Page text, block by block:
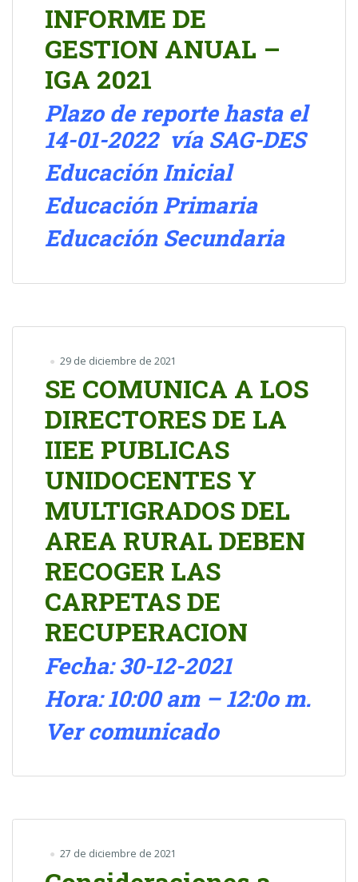
INFORME DE
GESTION ANUAL –
IGA 2021
Plazo de reporte hasta el
14-01-2022 vía SAG-DES
Educación Inicial
Educación Primaria
Educación Secundaria
29 de diciembre de 2021
SE COMUNICA A LOS
DIRECTORES DE LA
IIEE PUBLICAS
UNIDOCENTES Y
MULTIGRADOS DEL
AREA RURAL DEBEN
RECOGER LAS
CARPETAS DE
RECUPERACION
Fecha: 30-12-2021
Hora: 10:00 am – 12:0o m.
Ver comunicado
27 de diciembre de 2021